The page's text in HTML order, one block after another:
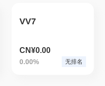
VV7
CN¥0.00
0.00% 无排名